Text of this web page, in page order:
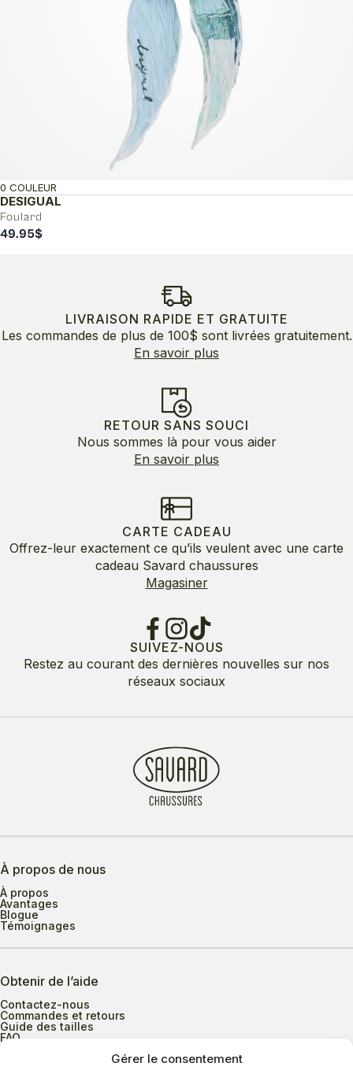
Gérer le consentement
DESIGUAL
Foulard
0 COULEUR
49.95$
LIVRAISON RAPIDE ET GRATUITE
Les commandes de plus de 100$ sont livrées gratuitement.
En savoir plus
RETOUR SANS SOUCI
Nous sommes là pour vous aider
En savoir plus
CARTE CADEAU
Offrez-leur exactement ce qu’ils veulent avec une carte
cadeau Savard chaussures
Magasiner
SUIVEZ-NOUS
Restez au courant des dernières nouvelles sur nos
réseaux sociaux
À propos de nous
À propos
Avantages
Blogue
Témoignages
Obtenir de l’aide
Contactez-nous
Commandes et retours
Guide des tailles
FAQ